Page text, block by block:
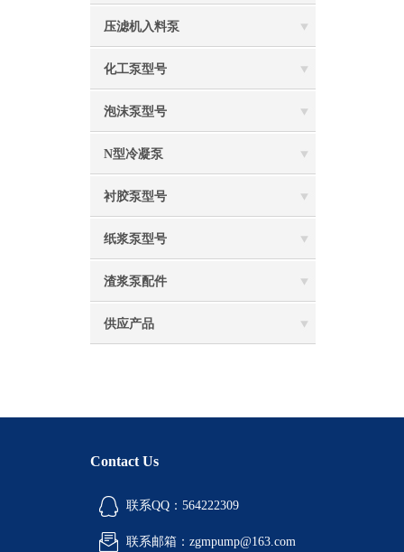
压滤机入料泵
化工泵型号
泡沫泵型号
N型冷凝泵
衬胶泵型号
纸浆泵型号
渣浆泵配件
供应产品
Contact Us
联系QQ：564222309
联系邮箱：zgmpump@163.com